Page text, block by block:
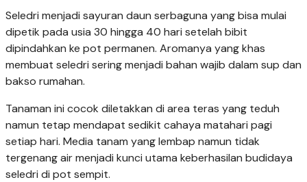
Seledri menjadi sayuran daun serbaguna yang bisa mulai
dipetik pada usia 30 hingga 40 hari setelah bibit
dipindahkan ke pot permanen. Aromanya yang khas
membuat seledri sering menjadi bahan wajib dalam sup dan
bakso rumahan.
Tanaman ini cocok diletakkan di area teras yang teduh
namun tetap mendapat sedikit cahaya matahari pagi
setiap hari. Media tanam yang lembap namun tidak
tergenang air menjadi kunci utama keberhasilan budidaya
seledri di pot sempit.